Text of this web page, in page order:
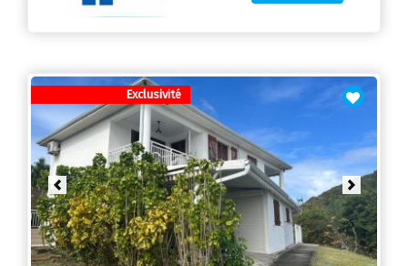
Exclusivité
Previous Next